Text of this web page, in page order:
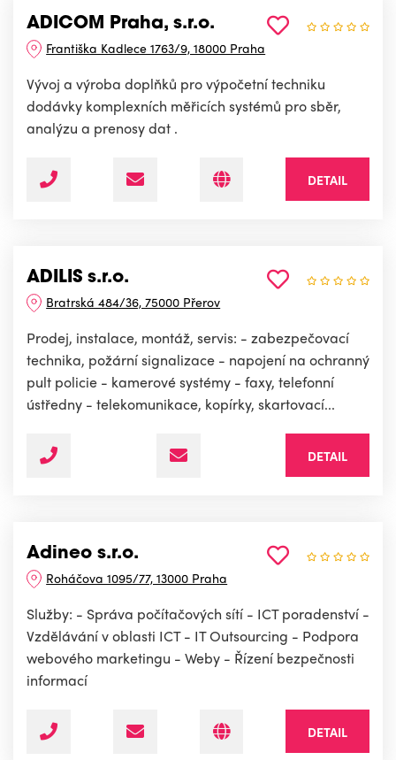
ADICOM Praha, s.r.o.
Františka Kadlece 1763/9, 18000 Praha
Vývoj a výroba doplňků pro výpočetní techniku
dodávky komplexních měřicích systémů pro sběr,
analýzu a prenosy dat .
DETAIL
ADILIS s.r.o.
Bratrská 484/36, 75000 Přerov
Prodej, instalace, montáž, servis: - zabezpečovací
technika, požární signalizace - napojení na ochranný
pult policie - kamerové systémy - faxy, telefonní
ústředny - telekomunikace, kopírky, skartovací...
DETAIL
Adineo s.r.o.
Roháčova 1095/77, 13000 Praha
Služby: - Správa počítačových sítí - ICT poradenství -
Vzdělávání v oblasti ICT - IT Outsourcing - Podpora
webového marketingu - Weby - Řízení bezpečnosti
informací
DETAIL